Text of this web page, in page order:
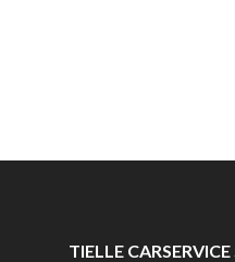
TIELLE CARSERVICE